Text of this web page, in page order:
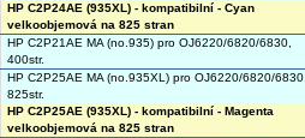
HP C2P24AE (935XL) - kompatibilní - Cyan
velkoobjemová na 825 stran
HP C2P21AE MA (no.935) pro OJ6220/6820/6830,
400str.
HP C2P25AE MA (no.935XL) pro OJ6220/6820/6830,
825str.
HP C2P25AE (935XL) - kompatibilní - Magenta
velkoobjemová na 825 stran